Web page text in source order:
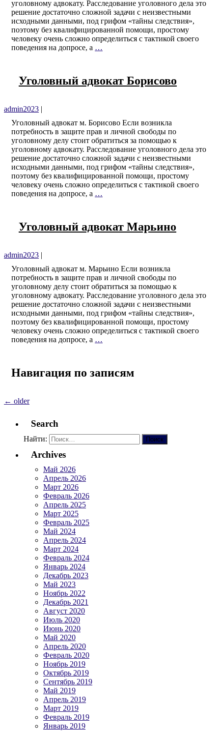
уголовному адвокату. Расследование уголовного дела это
решение достаточно сложной задачи с неизвестными
исходными данными, под грифом «тайны следствия»,
поэтому без квалифицированной помощи, простому
человеку очень сложно определиться с тактикой своего
поведения на допросе, а …
Уголовный адвокат Борисово
admin2023 |
Уголовный адвокат м. Борисово Если возникла
потребность в защите прав и личной свободы по
уголовному делу стоит обратиться за помощью к
уголовному адвокату. Расследование уголовного дела это
решение достаточно сложной задачи с неизвестными
исходными данными, под грифом «тайны следствия»,
поэтому без квалифицированной помощи, простому
человеку очень сложно определиться с тактикой своего
поведения на допросе, а …
Уголовный адвокат Марьино
admin2023 |
Уголовный адвокат м. Марьино Если возникла
потребность в защите прав и личной свободы по
уголовному делу стоит обратиться за помощью к
уголовному адвокату. Расследование уголовного дела это
решение достаточно сложной задачи с неизвестными
исходными данными, под грифом «тайны следствия»,
поэтому без квалифицированной помощи, простому
человеку очень сложно определиться с тактикой своего
поведения на допросе, а …
Навигация по записям
← older
Search
Найти:
Archives
Май 2026
Апрель 2026
Март 2026
Февраль 2026
Апрель 2025
Март 2025
Февраль 2025
Май 2024
Апрель 2024
Март 2024
Февраль 2024
Январь 2024
Декабрь 2023
Май 2023
Ноябрь 2022
Декабрь 2021
Август 2020
Июль 2020
Июнь 2020
Май 2020
Апрель 2020
Февраль 2020
Ноябрь 2019
Октябрь 2019
Сентябрь 2019
Май 2019
Апрель 2019
Март 2019
Февраль 2019
Январь 2019